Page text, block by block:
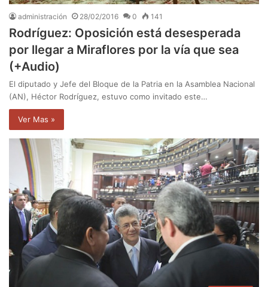
administración 28/02/2016 0 141
Rodríguez: Oposición está desesperada
por llegar a Miraflores por la vía que sea
(+Audio)
El diputado y Jefe del Bloque de la Patria en la Asamblea Nacional
(AN), Héctor Rodríguez, estuvo como invitado este…
Ver Mas »